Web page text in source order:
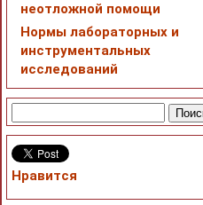
неотложной помощи
Нормы лабораторных и
инструментальных
исследований
Нравится